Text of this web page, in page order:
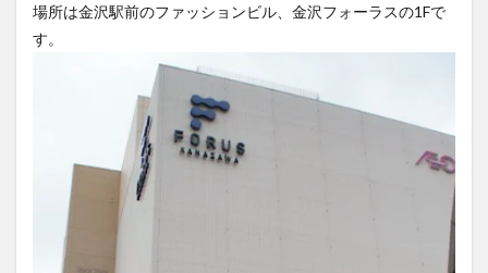
場所は金沢駅前のファッションビル、金沢フォーラスの1Fで
す。